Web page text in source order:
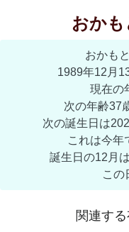
おかも
おかも
1989年12月
現在の
次の年齢37
次の誕生日は
これは今年
誕生日の12月
この
関連す